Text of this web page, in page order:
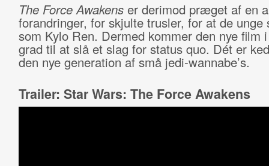
The Force Awakenser derimod præget af en
forandringer, for skjulte trusler, for at de unge
som Kylo Ren. Dermed kommer den nye film
grad til at slå et slag for status quo. Dét er
den nye generation af små jedi-wannabe’s.
Trailer: Star Wars: The Force Awakens